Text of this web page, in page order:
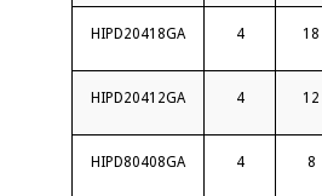
HIPD20418GA 4 18
HIPD20412GA 4 12
HIPD80408GA 4 8